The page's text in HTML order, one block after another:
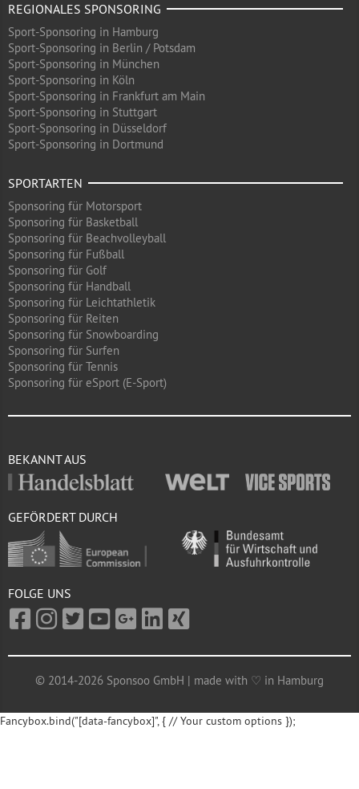
REGIONALES SPONSORING
Sport-Sponsoring in Hamburg
Sport-Sponsoring in Berlin / Potsdam
Sport-Sponsoring in München
Sport-Sponsoring in Köln
Sport-Sponsoring in Frankfurt am Main
Sport-Sponsoring in Stuttgart
Sport-Sponsoring in Düsseldorf
Sport-Sponsoring in Dortmund
SPORTARTEN
Sponsoring für Motorsport
Sponsoring für Basketball
Sponsoring für Beachvolleyball
Sponsoring für Fußball
Sponsoring für Golf
Sponsoring für Handball
Sponsoring für Leichtathletik
Sponsoring für Reiten
Sponsoring für Snowboarding
Sponsoring für Surfen
Sponsoring für Tennis
Sponsoring für eSport (E-Sport)
BEKANNT AUS
GEFÖRDERT DURCH
FOLGE UNS
© 2014-2026 Sponsoo GmbH | made with ♡ in Hamburg
Fancybox.bind("[data-fancybox]", { // Your custom options });